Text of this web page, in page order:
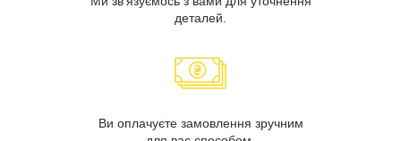
деталей.
Ви оплачуєте замовлення зручним